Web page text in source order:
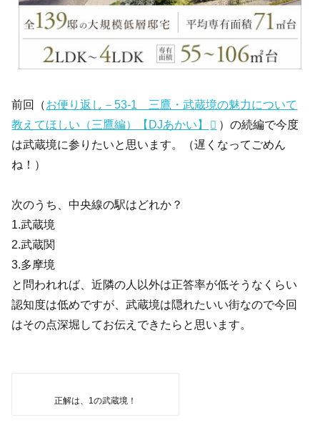
前回（お便り返し－53-1 三鷹・武蔵境の魅力について
教えてほしい（三鷹編）【DJあかい】
）の続編で今度
は武蔵境に参りたいと思います。（遅くなってごめん
ね！）
次のうち、中央線の駅はどれか？
1.武蔵境
2.武蔵関
3.多摩境
と問われれば、近隣の人以外は正答率が低そうなくらい
認知度は低めですが、武蔵境は隠れたいい街なので今回
はその点深堀してお伝えできたらと思います。
正解は、1の武蔵境！